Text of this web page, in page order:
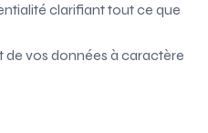
clarifiant tout ce que
de vos données à caractère